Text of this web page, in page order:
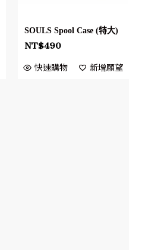
SOULS Spool Case (特大)
NT$490
快速購物 新增願望